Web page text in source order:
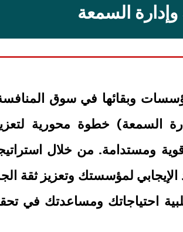
وإدارة السمعة
وبقائها في سوق
السمعة) خطوة محورية
ومستدامة. من خلال
لمؤسستك وتعزيز ثقة
احتياجاتك ومساعدتك في